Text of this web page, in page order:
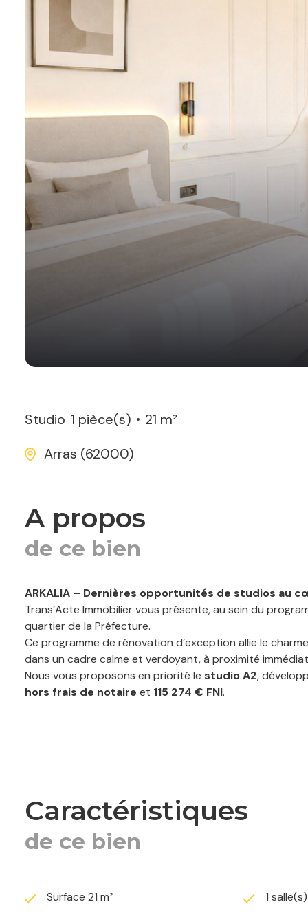
Studio 1 pièce(s)
21 m²
Arras (62000)
a propos
de ce bien
ARKALIA – Dernières opportunités de studios au
Trans’Acte Immobilier vous présente, au sein du
quartier de la Préfecture.
Ce programme de rénovation d’exception allie le
dans un cadre calme et verdoyant, à proximité
Nous vous proposons en priorité le studio A2,
hors frais de notaire et 115 274 € FNI.
Prix FNI :127 243 €
A2 – Studio
Surface habitable :21,35 m²
A4 – Studio avec extérieur
Surface habitable :
caractéristiques
de ce bien
Surface 21 m² 1